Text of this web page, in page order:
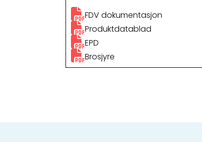
FDV dokumentasjon
Produktdatablad
EPD
Brosjyre